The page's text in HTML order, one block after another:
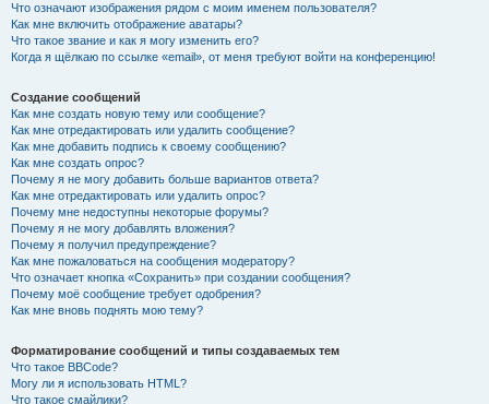
Что означают изображения рядом с моим именем пользователя?
Как мне включить отображение аватары?
Что такое звание и как я могу изменить его?
Когда я щёлкаю по ссылке «email», от меня требуют войти на конференцию!
Создание сообщений
Как мне создать новую тему или сообщение?
Как мне отредактировать или удалить сообщение?
Как мне добавить подпись к своему сообщению?
Как мне создать опрос?
Почему я не могу добавить больше вариантов ответа?
Как мне отредактировать или удалить опрос?
Почему мне недоступны некоторые форумы?
Почему я не могу добавлять вложения?
Почему я получил предупреждение?
Как мне пожаловаться на сообщения модератору?
Что означает кнопка «Сохранить» при создании сообщения?
Почему моё сообщение требует одобрения?
Как мне вновь поднять мою тему?
Форматирование сообщений и типы создаваемых тем
Что такое BBCode?
Могу ли я использовать HTML?
Что такое смайлики?